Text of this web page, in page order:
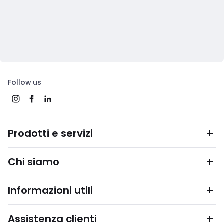
Follow us
Prodotti e servizi
Chi siamo
Informazioni utili
Assistenza clienti